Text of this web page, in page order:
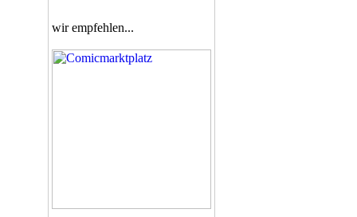
wir empfehlen...